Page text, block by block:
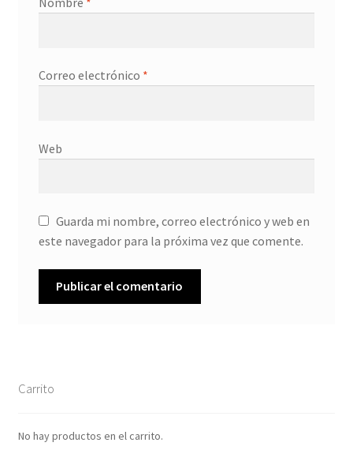
Correo electrónico *
Web
Guarda mi nombre, correo electrónico y web en
este navegador para la próxima vez que comente.
Carrito
No hay productos en el carrito.